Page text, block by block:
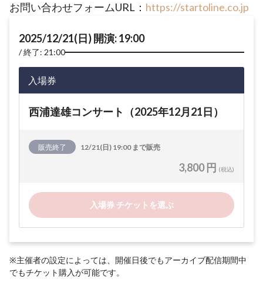
お問い合わせフォームURL： https://startoline.co.jp
2025/12/21(日) 開演: 19:00
終了: 21:00
入場券
西浦達雄コンサート（2025年12月21日）
販売終了 12/21(日) 19:00 まで販売
3,800 円 (税込)
入場券 チケットを選ぶ
※主催者の設定によっては、開催日後でもアーカイブ配信期間中
でもチケット購入が可能です。